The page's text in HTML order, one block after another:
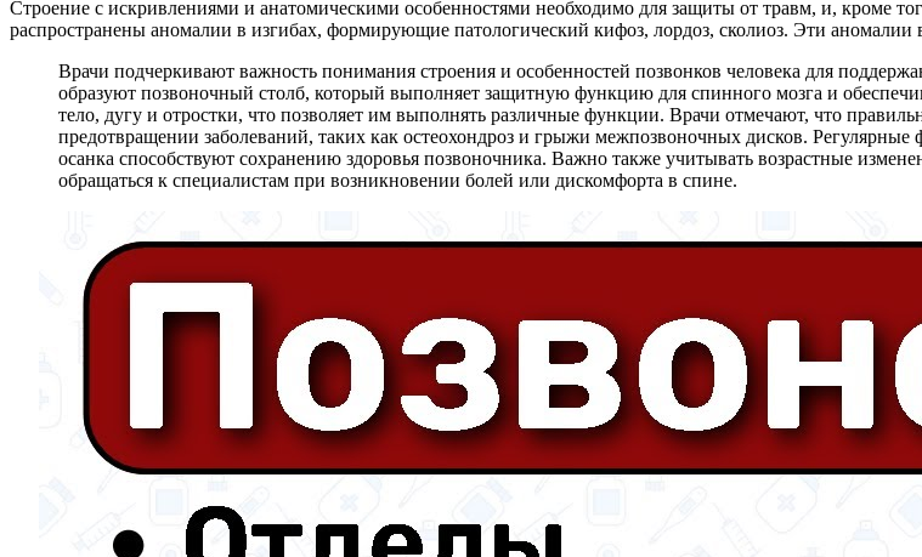
Строение с искривлениями и анатомическими особенностями необходимо для защиты от травм, и, кроме
распространены аномалии в изгибах, формирующие патологический кифоз, лордоз, сколиоз. Эти
Врачи подчеркивают важность понимания строения и особенностей позвонков человека для
образуют позвоночный столб, который выполняет защитную функцию для спинного мозга и
тело, дугу и отростки, что позволяет им выполнять различные функции. Врачи отмечают, что
предотвращении заболеваний, таких как остеохондроз и грыжи межпозвоночных дисков.
осанка способствуют сохранению здоровья позвоночника. Важно также учитывать возрастные
обращаться к специалистам при возникновении болей или дискомфорта в спине.